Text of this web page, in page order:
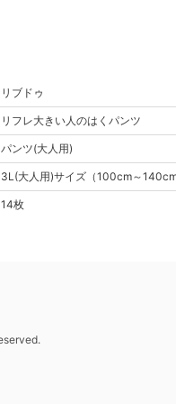
リブドゥ
リフレ大きい人のはくパンツ
パンツ(大人用)
3L(大人用)サイズ （100cm～
14枚